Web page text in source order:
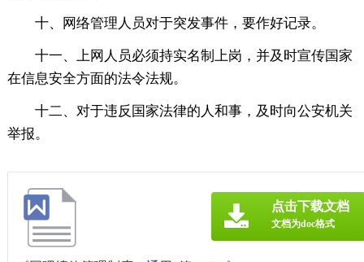
十、网络管理人员对于突发事件，要作好记录。
十一、上网人员必须持实名制上岗，并及时宣传国家
在信息安全方面的法令法规。
十二、对于违反国家法律的人和事，及时向公安机关
举报。
点击下载文档
文档为doc格式